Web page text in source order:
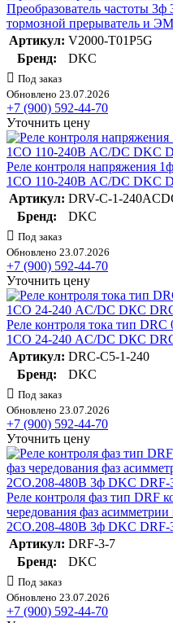
Преобразователь частоты
тормозной прерыватель и
Артикул: V2000-T01P5G
Бренд:
DKC
Под заказ
Обновлено 23.07.2026
+7 (900) 592-44-70
Уточнить цену
Реле контроля напряжения
1CO 110-240В AC/DC DKC
Артикул: DRV-C-1-
Бренд:
DKC
Под заказ
Обновлено 23.07.2026
+7 (900) 592-44-70
Уточнить цену
Реле контроля тока тип
1CO 24-240 АC/DC DКC
Артикул: DRC-C5-1-240
Бренд:
DKC
Под заказ
Обновлено 23.07.2026
+7 (900) 592-44-70
Уточнить цену
Реле контроля фаз тип DRF
чередования фаз асимметрии
2CO.208-480В 3ф DKC DRF-
Артикул: DRF-3-7
Бренд:
DKC
Под заказ
Обновлено 23.07.2026
+7 (900) 592-44-70